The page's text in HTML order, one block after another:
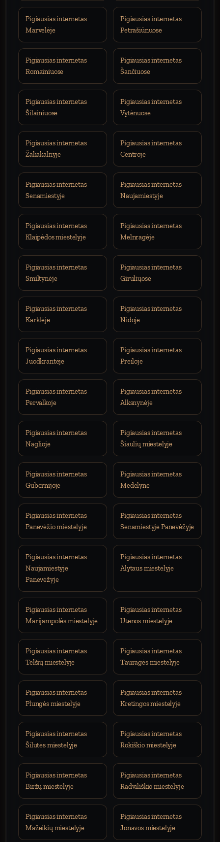
Pigiausias internetas
Marvelėje
Pigiausias internetas
Petrašiūnuose
Pigiausias internetas
Romainiuose
Pigiausias internetas
Šančiuose
Pigiausias internetas
Šilainiuose
Pigiausias internetas
Vytėnuose
Pigiausias internetas
Žaliakalnyje
Pigiausias internetas
Centroje
Pigiausias internetas
Senamiestyje
Pigiausias internetas
Naujamiestyje
Pigiausias internetas
Klaipėdos miestelyje
Pigiausias internetas
Melnragėje
Pigiausias internetas
Smiltynėje
Pigiausias internetas
Giruliųose
Pigiausias internetas
Karklėje
Pigiausias internetas
Nidoje
Pigiausias internetas
Juodkrantėje
Pigiausias internetas
Preiloje
Pigiausias internetas
Pervalkoje
Pigiausias internetas
Alksnynėje
Pigiausias internetas
Naglioje
Pigiausias internetas
Šiaulių miestelyje
Pigiausias internetas
Gubernijoje
Pigiausias internetas
Medelyne
Pigiausias internetas
Panevėžio miestelyje
Pigiausias internetas
Senamiestyje Panevėžyje
Pigiausias internetas
Naujamiestyje
Panevėžyje
Pigiausias internetas
Alytaus miestelyje
Pigiausias internetas
Marijampolės miestelyje
Pigiausias internetas
Utenos miestelyje
Pigiausias internetas
Telšių miestelyje
Pigiausias internetas
Tauragės miestelyje
Pigiausias internetas
Plungės miestelyje
Pigiausias internetas
Kretingos miestelyje
Pigiausias internetas
Šilutės miestelyje
Pigiausias internetas
Rokiškio miestelyje
Pigiausias internetas
Biržų miestelyje
Pigiausias internetas
Radviliškio miestelyje
Pigiausias internetas
Mažeikių miestelyje
Pigiausias internetas
Jonavos miestelyje